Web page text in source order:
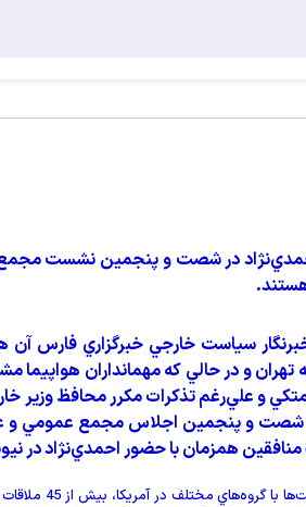
در شصت و پنجمين نشست
سياست خارجي خبرگزاري فارس
تهران و در حالي كه مهمانداران
و علي‌رغم تذكرات مكرر محافظ وزير
و پنجمين اجلاس مجمع عمومي و
همزمان با حضور احمدي‌نژاد در